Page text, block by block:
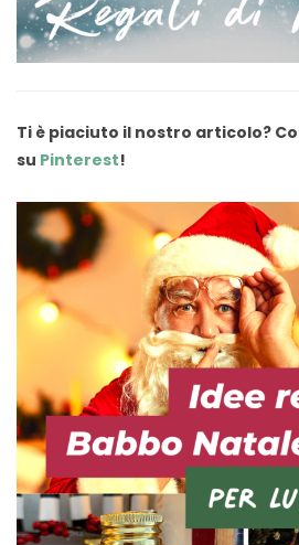
Ti è piaciuto il nostro articolo?
su Pinterest!